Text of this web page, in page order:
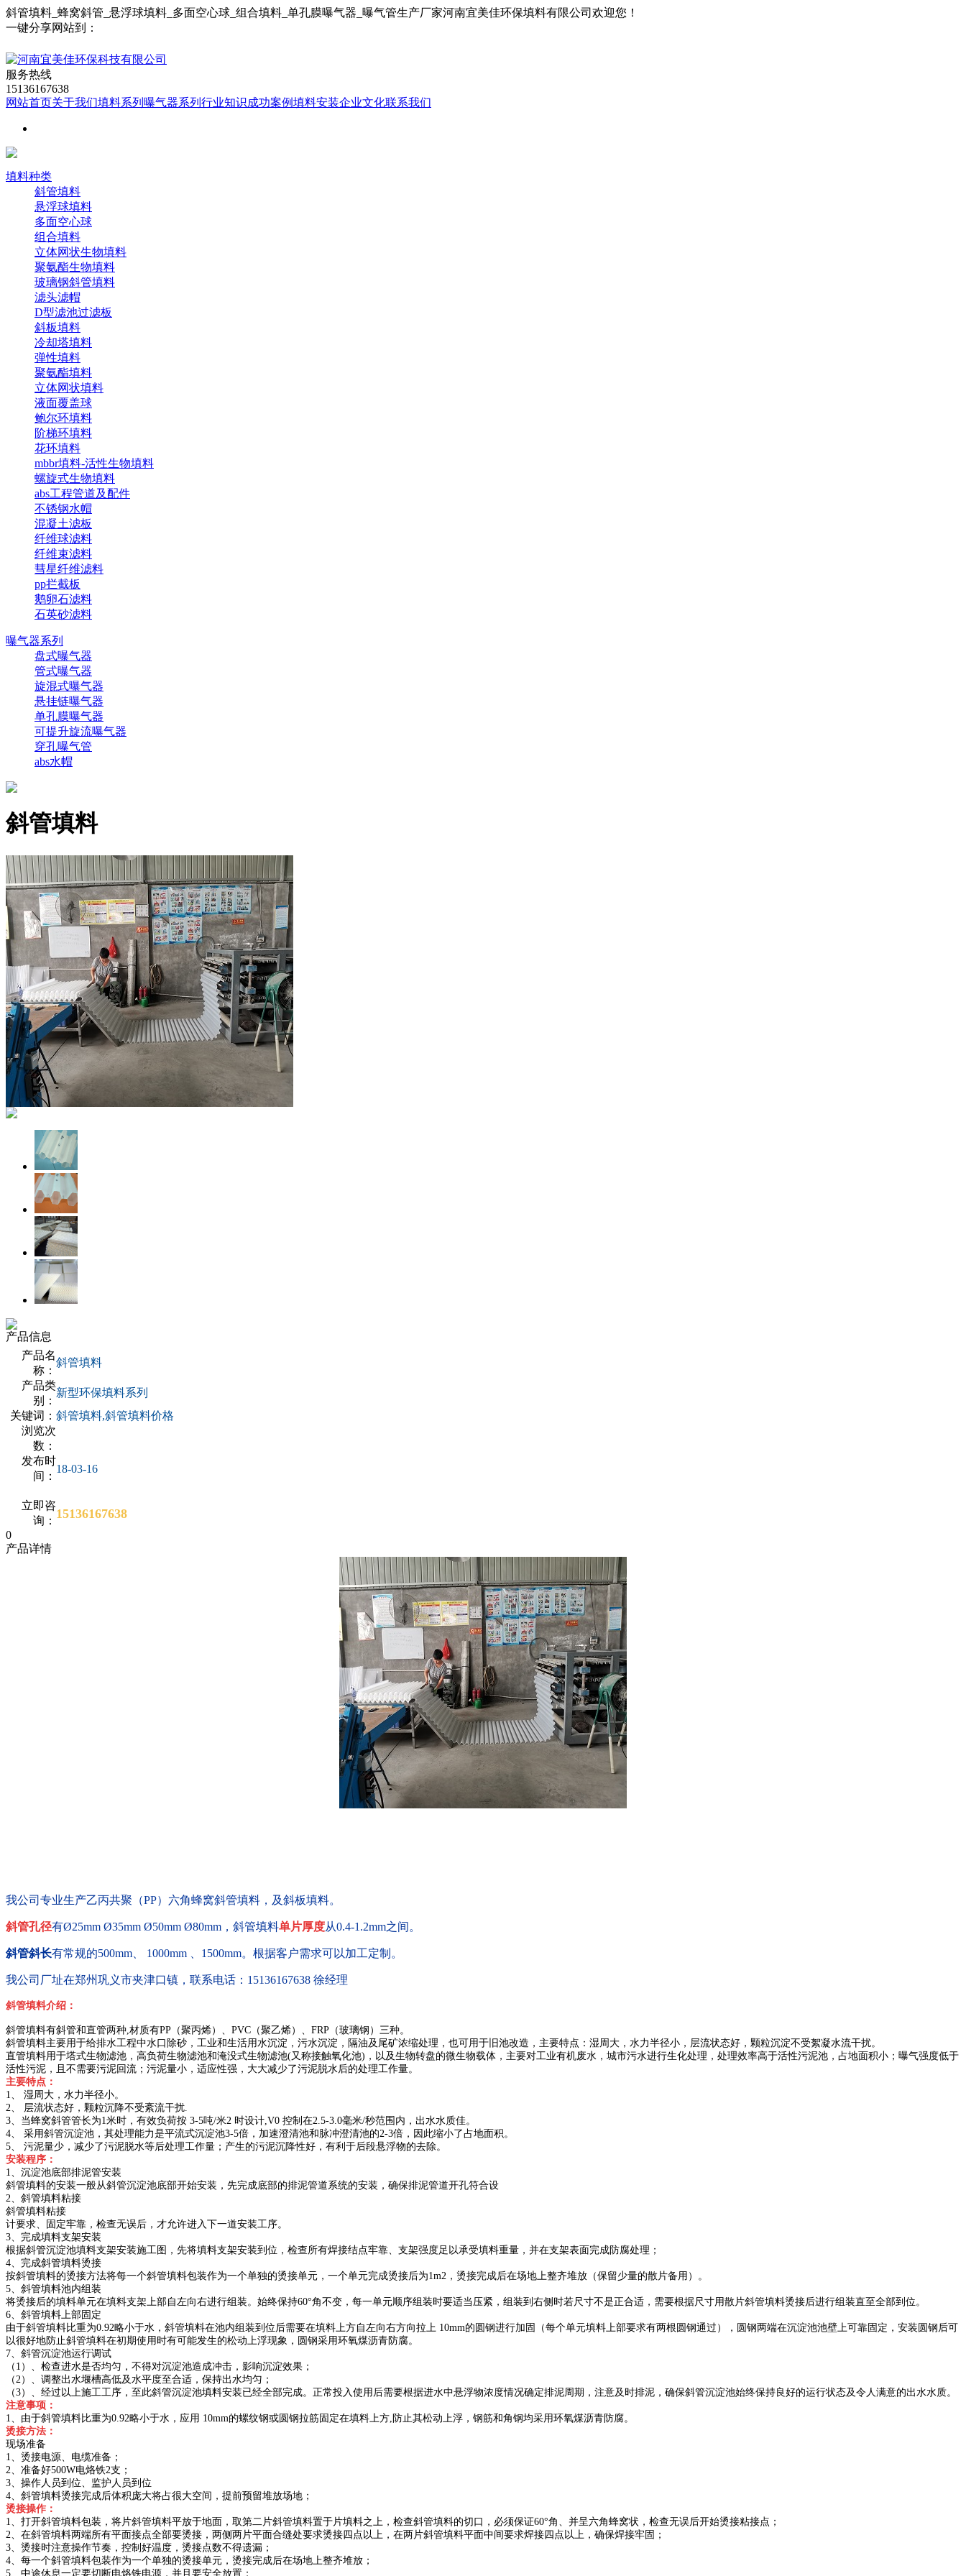
斜管填料_蜂窝斜管_悬浮球填料_多面空心球_组合填料_单孔膜曝气器_曝气管生产厂家河南宜美佳环保填料有限公司欢迎您！
一键分享网站到：
服务热线
15136167638
网站首页关于我们填料系列 曝气器系列 行业知识成功案例填料安装企业文化联系我们
填料种类
斜管填料
悬浮球填料
多面空心球
组合填料
立体网状生物填料
聚氨酯生物填料
玻璃钢斜管填料
滤头滤帽
D型滤池过滤板
斜板填料
冷却塔填料
弹性填料
聚氨酯填料
立体网状填料
液面覆盖球
鲍尔环填料
阶梯环填料
花环填料
mbbr填料-活性生物填料
螺旋式生物填料
abs工程管道及配件
不锈钢水帽
混凝土滤板
纤维球滤料
纤维束滤料
彗星纤维滤料
pp拦截板
鹅卵石滤料
石英砂滤料
曝气器系列
盘式曝气器
管式曝气器
旋混式曝气器
悬挂链曝气器
单孔膜曝气器
可提升旋流曝气器
穿孔曝气管
abs水帽
斜管填料
产品信息
产品名
称：
斜管填料
产品类
别：
新型环保填料系列
关键词： 斜管填料,斜管填料价格
浏览次
数：
发布时
间：
18-03-16
立即咨
询： 15136167638
0
产品详情
我公司专业生产乙丙共聚（PP）六角蜂窝斜管填料，及斜板填料。
斜管孔径有Ø25mm Ø35mm Ø50mm Ø80mm，斜管填料单片厚度从0.4-1.2mm之间。
斜管斜长有常规的500mm、 1000mm 、1500mm。根据客户需求可以加工定制。
我公司厂址在郑州巩义市夹津口镇，联系电话：15136167638 徐经理
斜管填料介绍：
斜管填料有斜管和直管两种,材质有PP（聚丙烯）、PVC（聚乙烯）、FRP（玻璃钢）三种。
斜管填料主要用于给排水工程中水口除砂，工业和生活用水沉淀，污水沉淀，隔油及尾矿浓缩处理，也可用于旧池改造，主要特点：湿周大，水力半径小，层流状态好，颗粒沉淀不受絮凝水流干扰。
直管填料用于塔式生物滤池，高负荷生物滤池和淹没式生物滤池(又称接触氧化池)，以及生物转盘的微生物载体，主要对工业有机废水，城市污水进行生化处理，处理效率高于活性污泥池，占地面积小；曝气强度低于
活性污泥，且不需要污泥回流；污泥量小，适应性强，大大减少了污泥脱水后的处理工作量。
主要特点：
1、 湿周大，水力半径小。
2、 层流状态好，颗粒沉降不受紊流干扰.
3、当蜂窝斜管管长为1米时，有效负荷按 3-5吨/米2 时设计,V0 控制在2.5-3.0毫米/秒范围内，出水水质佳。
4、 采用斜管沉淀池，其处理能力是平流式沉淀池3-5倍，加速澄清池和脉冲澄清池的2-3倍，因此缩小了占地面积。
5、 污泥量少，减少了污泥脱水等后处理工作量；产生的污泥沉降性好，有利于后段悬浮物的去除。
安装程序：
1、沉淀池底部排泥管安装
斜管填料的安装一般从斜管沉淀池底部开始安装，先完成底部的排泥管道系统的安装，确保排泥管道开孔符合设
2、斜管填料粘接
斜管填料粘接
计要求、固定牢靠，检查无误后，才允许进入下一道安装工序。
3、完成填料支架安装
根据斜管沉淀池填料支架安装施工图，先将填料支架安装到位，检查所有焊接结点牢靠、支架强度足以承受填料重量，并在支架表面完成防腐处理；
4、完成斜管填料烫接
按斜管填料的烫接方法将每一个斜管填料包装作为一个单独的烫接单元，一个单元完成烫接后为1m2，烫接完成后在场地上整齐堆放（保留少量的散片备用）。
5、斜管填料池内组装
将烫接后的填料单元在填料支架上部自左向右进行组装。始终保持60°角不变，每一单元顺序组装时要适当压紧，组装到右侧时若尺寸不是正合适，需要根据尺寸用散片斜管填料烫接后进行组装直至全部到位。
6、斜管填料上部固定
由于斜管填料比重为0.92略小于水，斜管填料在池内组装到位后需要在填料上方自左向右方向拉上 10mm的圆钢进行加固（每个单元填料上部要求有两根圆钢通过），圆钢两端在沉淀池池壁上可靠固定，安装圆钢后可
以很好地防止斜管填料在初期使用时有可能发生的松动上浮现象，圆钢采用环氧煤沥青防腐。
7、斜管沉淀池运行调试
（1）、检查进水是否均匀，不得对沉淀池造成冲击，影响沉淀效果；
（2）、调整出水堰槽高低及水平度至合适，保持出水均匀；
（3）、经过以上施工工序，至此斜管沉淀池填料安装已经全部完成。正常投入使用后需要根据进水中悬浮物浓度情况确定排泥周期，注意及时排泥，确保斜管沉淀池始终保持良好的运行状态及令人满意的出水水质。
注意事项：
1、由于斜管填料比重为0.92略小于水，应用 10mm的螺纹钢或圆钢拉筋固定在填料上方,防止其松动上浮，钢筋和角钢均采用环氧煤沥青防腐。
烫接方法：
现场准备
1、烫接电源、电缆准备；
2、准备好500W电烙铁2支；
3、操作人员到位、监护人员到位
4、斜管填料烫接完成后体积庞大将占很大空间，提前预留堆放场地；
烫接操作：
1、打开斜管填料包装，将片斜管填料平放于地面，取第二片斜管填料置于片填料之上，检查斜管填料的切口，必须保证60°角、并呈六角蜂窝状，检查无误后开始烫接粘接点；
2、在斜管填料两端所有平面接点全部要烫接，两侧两片平面合缝处要求烫接四点以上，在两片斜管填料平面中间要求焊接四点以上，确保焊接牢固；
3、烫接时注意操作节奏，控制好温度，烫接点数不得遗漏；
4、每一个斜管填料包装作为一个单独的烫接单元，烫接完成后在场地上整齐堆放；
5、中途休息一定要切断电烙铁电源，并且要安全放置；